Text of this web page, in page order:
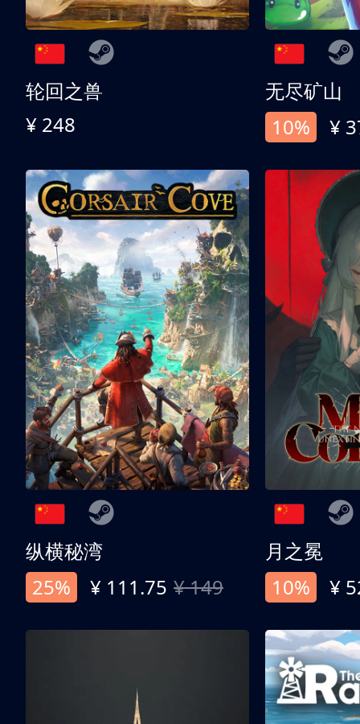
轮回之兽
¥ 248
无尽矿山
10%
¥
纵横秘湾
25%
¥ 111.75 ¥ 149
月之冕
10%
¥